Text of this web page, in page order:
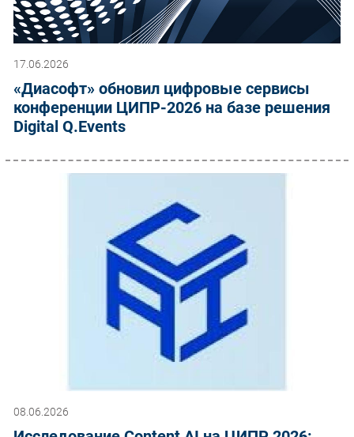
17.06.2026
«Диасофт» обновил цифровые сервисы
конференции ЦИПР-2026 на базе решения
Digital Q.Events
08.06.2026